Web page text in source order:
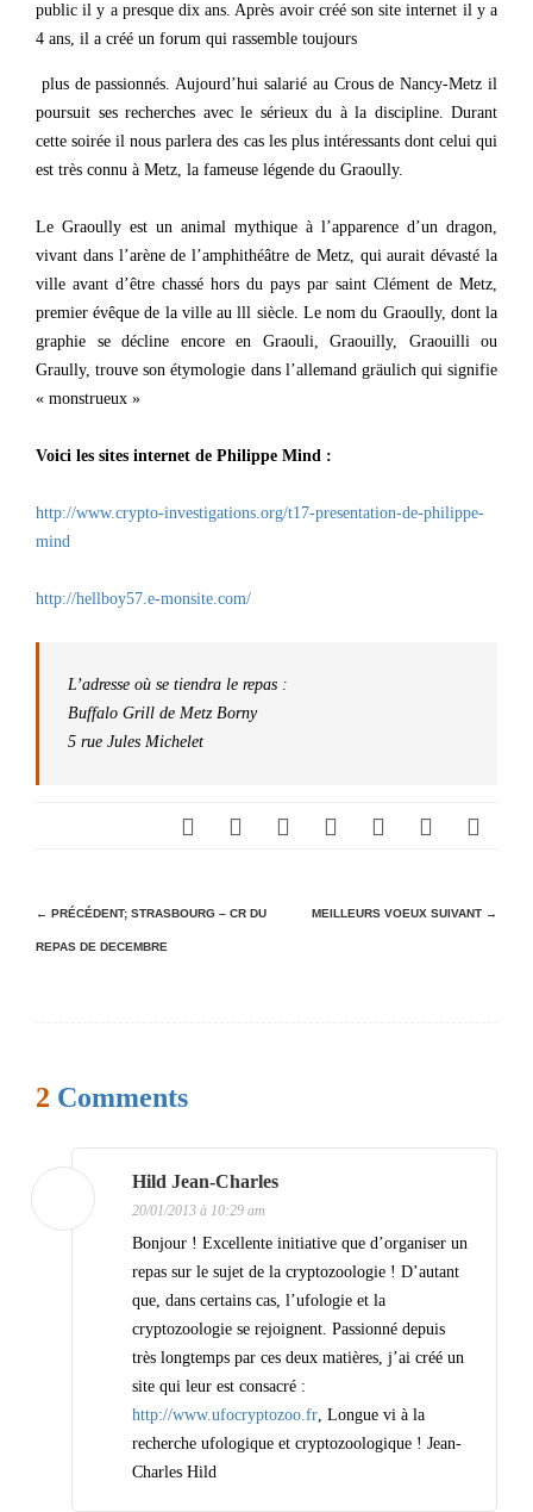
public il y a presque dix ans. Après avoir créé son site internet il y a
4 ans, il a créé un forum qui rassemble toujours
plus de passionnés. Aujourd’hui salarié au Crous de Nancy-Metz il
poursuit ses recherches avec le sérieux du à la discipline. Durant
cette soirée il nous parlera des cas les plus intéressants dont celui qui
est très connu à Metz, la fameuse légende du Graoully.
Le Graoully est un animal mythique à l’apparence d’un dragon,
vivant dans l’arène de l’amphithéâtre de Metz, qui aurait dévasté la
ville avant d’être chassé hors du pays par saint Clément de Metz,
premier évêque de la ville au lll siècle. Le nom du Graoully, dont la
graphie se décline encore en Graouli, Graouilly, Graouilli ou
Graully, trouve son étymologie dans l’allemand gräulich qui signifie
« monstrueux »
Voici les sites internet de Philippe Mind :
http://www.crypto-investigations.org/t17-presentation-de-philippe-
mind
http://hellboy57.e-monsite.com/
L’adresse où se tiendra le repas :
Buffalo Grill de Metz Borny
5 rue Jules Michelet
N
a
a
i
o
← PRÉCÉDENT; STRASBOURG – CR DU
REPAS DE DECEMBRE
MEILLEURS VOEUX SUIVANT →
2 Comments
Hild Jean-Charles
20/01/2013 à 10:29 am
Bonjour ! Excellente initiative que d’organiser un
repas sur le sujet de la cryptozoologie ! D’autant
que, dans certains cas, l’ufologie et la
cryptozoologie se rejoignent. Passionné depuis
très longtemps par ces deux matières, j’ai créé un
site qui leur est consacré :
http://www.ufocryptozoo.fr, Longue vi à la
recherche ufologique et cryptozoologique ! Jean-
Charles Hild